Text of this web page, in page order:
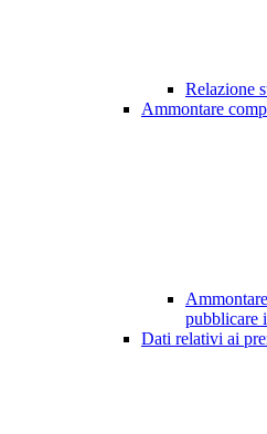
Relazione
Ammontare
pubblicare
Dati relativi ai